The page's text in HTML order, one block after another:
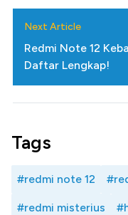
Next Article
Redmi Note 12
Daftar Lengkap!
Tags
#redmi note 12
#redmi misterius